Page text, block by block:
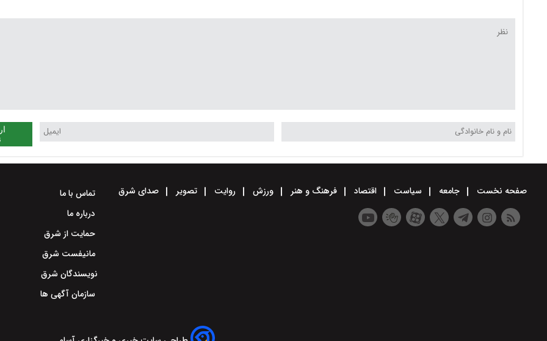
صفحه نخست جامعه سیاست اقتصاد فرهنگ و هنر ورزش روایت تصویر صدای شرق
تماس با ما
درباره ما
حمایت از شرق
مانیفست شرق
نویسندگان شرق
سازمان آگهی ها